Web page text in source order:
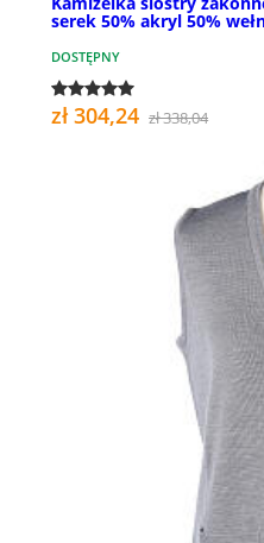
serek 50% akryl 50%
DOSTĘPNY
zł 304,24 zł 338,04